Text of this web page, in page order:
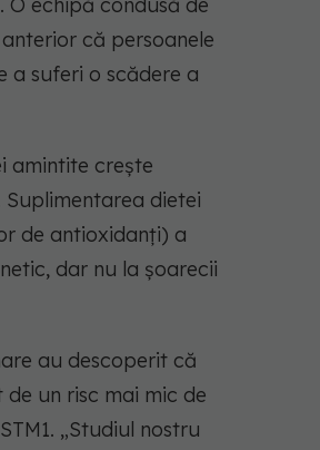
că persoanele
a suferi o scădere a
amintite crește
dietei
de antioxidanți) a
dar nu la șoarecii
au descoperit că
un risc mai mic de
„Studiul nostru